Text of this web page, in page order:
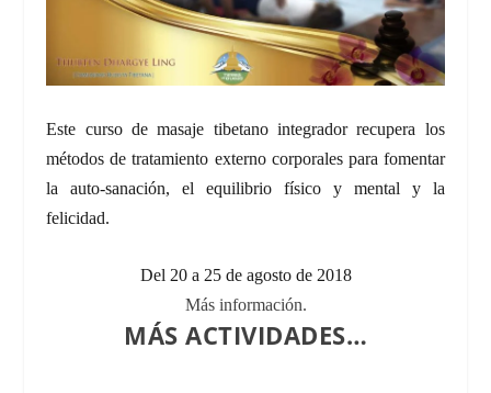
Este curso de masaje tibetano integrador recupera los
métodos de tratamiento externo corporales para fomentar
la auto-sanación, el equilibrio físico y mental y la
felicidad.
Del 20 a 25 de agosto de 2018
Más información.
MÁS ACTIVIDADES…